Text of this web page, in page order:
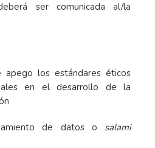
ser comunicada al/la
los estándares éticos
en el desarrollo de la
de datos o salami